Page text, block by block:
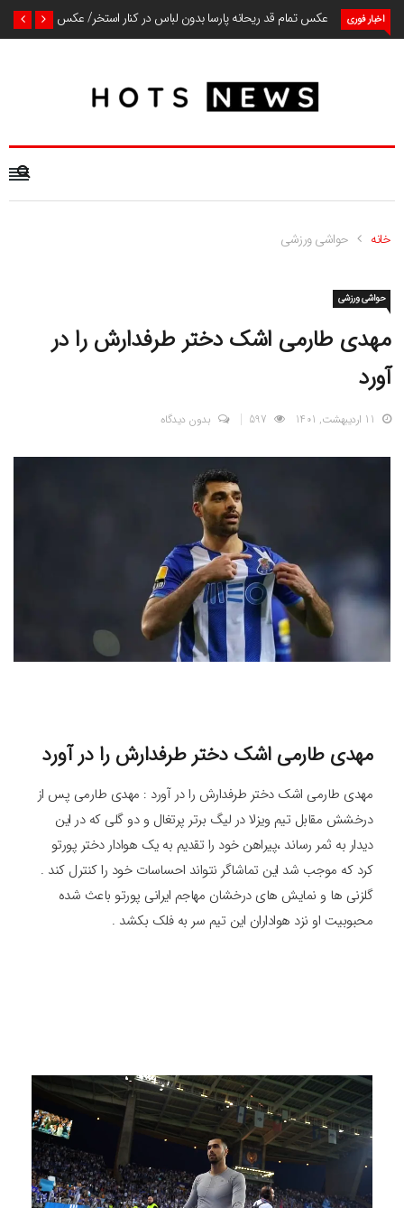
اخبار فوری عکس تمام قد ریحانه پارسا بدون لباس در کنار استخر/ عکس
خانه حواشی ورزشی
حواشی ورزشی
مهدی طارمی اشک دختر طرفدارش را در
آورد
11 اردیبهشت, 1401 بدون دیدگاه
مهدی طارمی اشک دختر طرفدارش را در آورد
مهدی طارمی اشک دختر طرفدارش را در آورد : مهدی طارمی پس از
درخشش مقابل تیم ویزلا در لیگ برتر پرتغال و دو گلی که در این
دیدار به ثمر رساند ،پیراهن خود را تقدیم به یک هوادار دختر پورتو
کرد که موجب شد این تماشاگر نتواند احساسات خود را کنترل کند .
گلزنی ها و نمایش های درخشان مهاجم ایرانی پورتو باعث شده
محبوبیت او نزد هواداران این تیم سر به فلک بکشد .